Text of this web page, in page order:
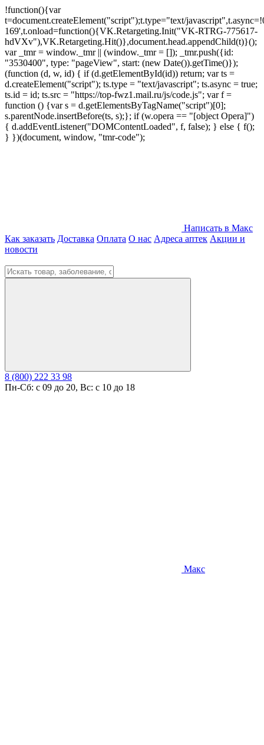
!function(){var
t=document.createElement("script");t.type="text/
169',t.onload=function(){VK.Retargeting.Init("VK-RTRG-775617-
hdVXv"),VK.Retargeting.Hit()},document.head.appendChild(t)}();
var _tmr = window._tmr || (window._tmr = []); _tmr.push({id:
"3530400", type: "pageView", start: (new Date()).getTime()});
(function (d, w, id) { if (d.getElementById(id)) return; var ts =
d.createElement("script"); ts.type = "text/javascript"; ts.async = true;
ts.id = id; ts.src = "https://top-fwz1.mail.ru/js/code.js"; var f =
function () {var s = d.getElementsByTagName("script")[0];
s.parentNode.insertBefore(ts, s);}; if (w.opera == "[object Opera]")
{ d.addEventListener("DOMContentLoaded", f, false); } else { f();
} })(document, window, "tmr-code");
Написать в Макс
Как заказать Доставка Оплата О нас Адреса аптек Акции и
новости
8 (800) 222 33 98
Пн-Сб: с 09 до 20, Вс: с 10 до 18
Макс